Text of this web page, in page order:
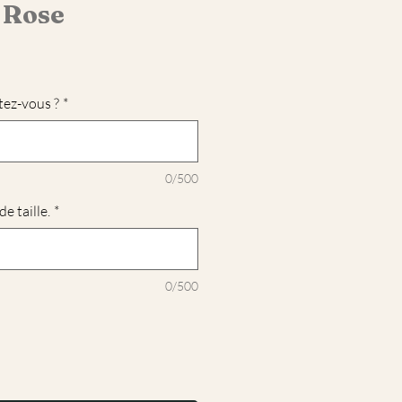
vous ? *
0/500
taille. *
0/500